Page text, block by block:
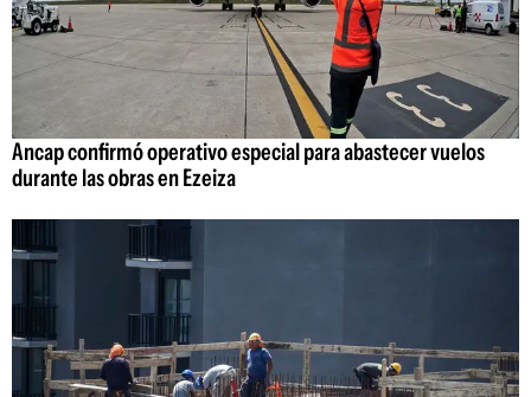
Ancap confirmó operativo especial para abastecer vuelos
durante las obras en Ezeiza